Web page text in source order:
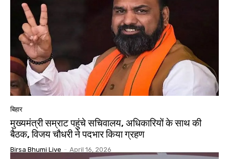
बिहार
मुख्यमंत्री सम्राट पहुंचे सचिवालय, अधिकारियों के साथ की
बैठक, विजय चौधरी ने पदभार किया ग्रहण
Birsa Bhumi Live - April 16, 2026